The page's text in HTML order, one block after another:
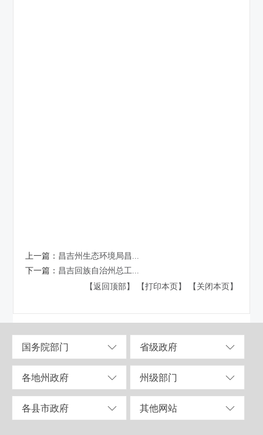
上一篇： 昌吉州生态环境局昌...
下一篇： 昌吉回族自治州总工...
【返回顶部】
【打印本页】 【关闭本页】
国务院部门 省级政府
各地州政府 州级部门
各县市政府 其他网站